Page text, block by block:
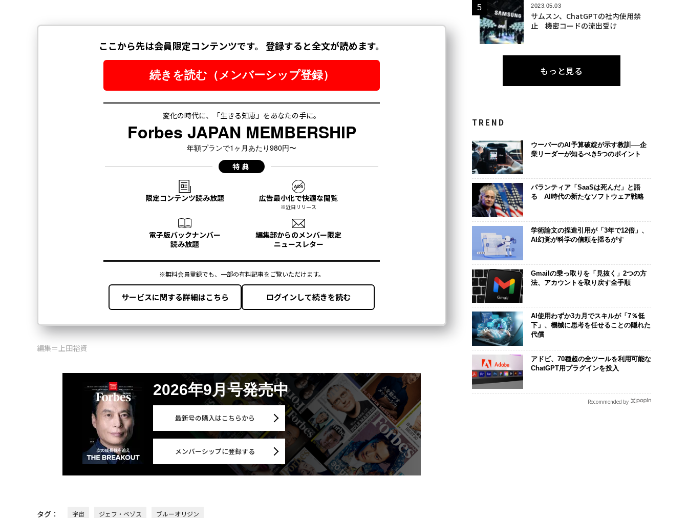
編集＝上田裕資
2026年9月号発売中
最新号の購入はこちらから
メンバーシップに登録する
タグ： 宇宙 ジェフ・ベゾス ブルーオリジン
2023.05.03
サムスン、ChatGPTの社内使用禁
止 機密コードの流出受け
もっと見る
TREND
ウーバーのAI予算破綻が示す教訓──企
業リーダーが知るべき5つのポイント
パランティア「SaaSは死んだ」と語
る AI時代の新たなソフトウェア戦略
学術論文の捏造引用が「3年で12倍」、
AI幻覚が科学の信頼を揺るがす
Gmailの乗っ取りを「見抜く」2つの方
法、アカウントを取り戻す全手順
AI使用わずか3カ月でスキルが「7％低
下」、機械に思考を任せることの隠れた
代償
アドビ、70種超の全ツールを利用可能な
ChatGPT用プラグインを投入
Recommended by